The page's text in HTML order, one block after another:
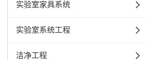
实验室家具系统
实验室系统工程
洁净工程